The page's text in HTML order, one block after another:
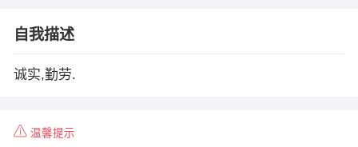
自我描述
诚实,勤劳.
温馨提示